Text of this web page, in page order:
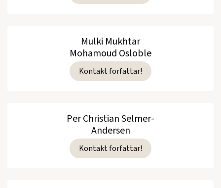
Mulki Mukhtar
Mohamoud Osloble
Kontakt forfattar!
Per Christian Selmer-
Andersen
Kontakt forfattar!